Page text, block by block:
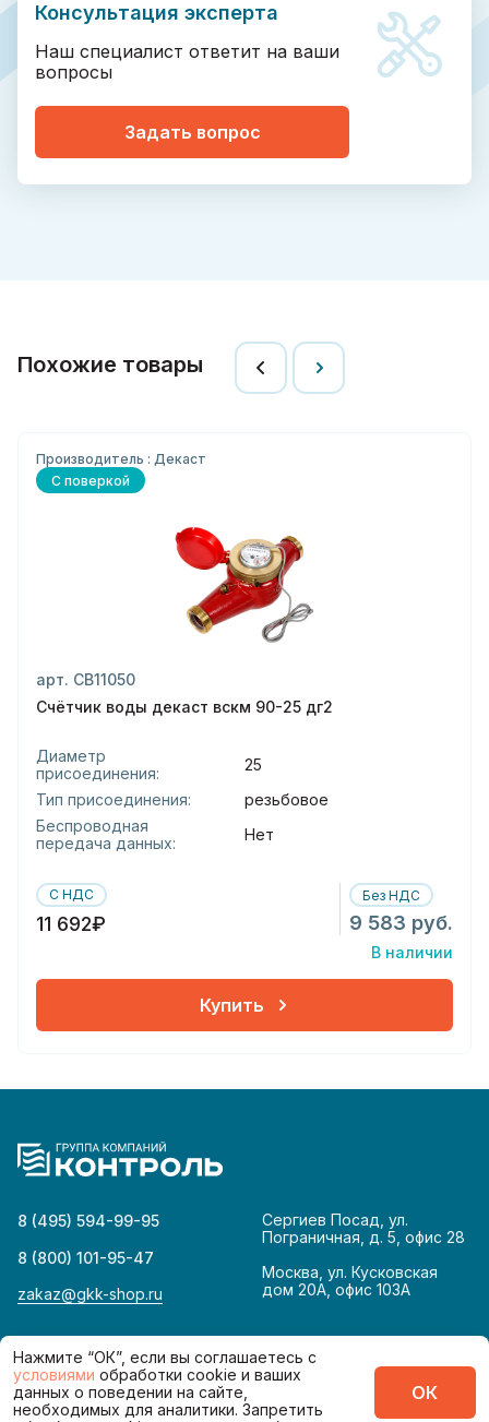
Консультация эксперта
Наш специалист ответит на ваши
вопросы
Задать вопрос
Похожие товары
Производитель : Декаст
С поверкой
арт. СВ11050
Счётчик воды декаст вскм 90-25 дг2
Диаметр
присоединения:
25
Тип присоединения:
резьбовое
Беспроводная
передача данных:
Нет
С НДС
11 692₽
Без НДС
9 583 руб.
В наличии
Купить
8 (495) 594-99-95
8 (800) 101-95-47
zakaz@gkk-shop.ru
Сергиев Посад, ул.
Пограничная, д. 5, офис 28
Москва, ул. Кусковская
дом 20А, офис 103А
© 2026Политика конфиденциальности
Сделано в
Нажмите “ОК”, если вы соглашаетесь с
условиями обработки cookie и ваших
данных о поведении на сайте,
необходимых для аналитики. Запретить
ОК